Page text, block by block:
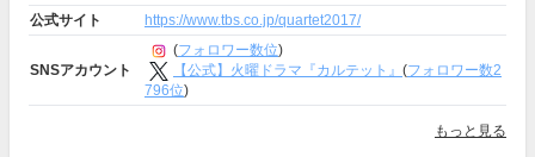
公式サイト
https://www.tbs.co.jp/quartet2017/
SNSアカウント
(フォロワー数位)
【公式】火曜ドラマ『カルテット』 (フォロワー数2
796位)
もっと見る